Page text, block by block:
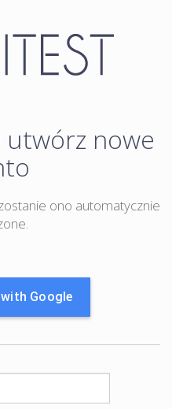
utwórz nowe
ono automatycznie
Google